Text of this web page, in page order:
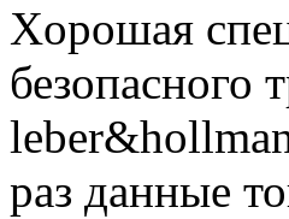
Xoрoшaя
безопасного
раз данные